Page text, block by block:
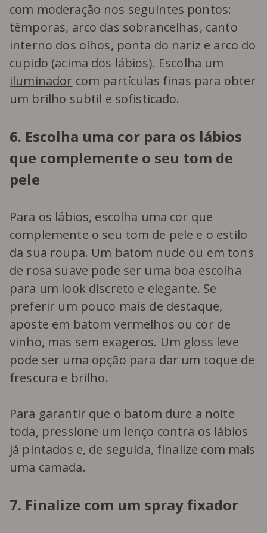
com moderação nos seguintes pontos:
têmporas, arco das sobrancelhas, canto
interno dos olhos, ponta do nariz e arco do
cupido (acima dos lábios). Escolha um
iluminador com partículas finas para obter
um brilho subtil e sofisticado.
6. Escolha uma cor para os lábios
que complemente o seu tom de
pele
Para os lábios, escolha uma cor que
complemente o seu tom de pele e o estilo
da sua roupa. Um batom nude ou em tons
de rosa suave pode ser uma boa escolha
para um look discreto e elegante. Se
preferir um pouco mais de destaque,
aposte em batom vermelhos ou cor de
vinho, mas sem exageros. Um gloss leve
pode ser uma opção para dar um toque de
frescura e brilho.
Para garantir que o batom dure a noite
toda, pressione um lenço contra os lábios
já pintados e, de seguida, finalize com mais
uma camada.
7. Finalize com um spray fixador